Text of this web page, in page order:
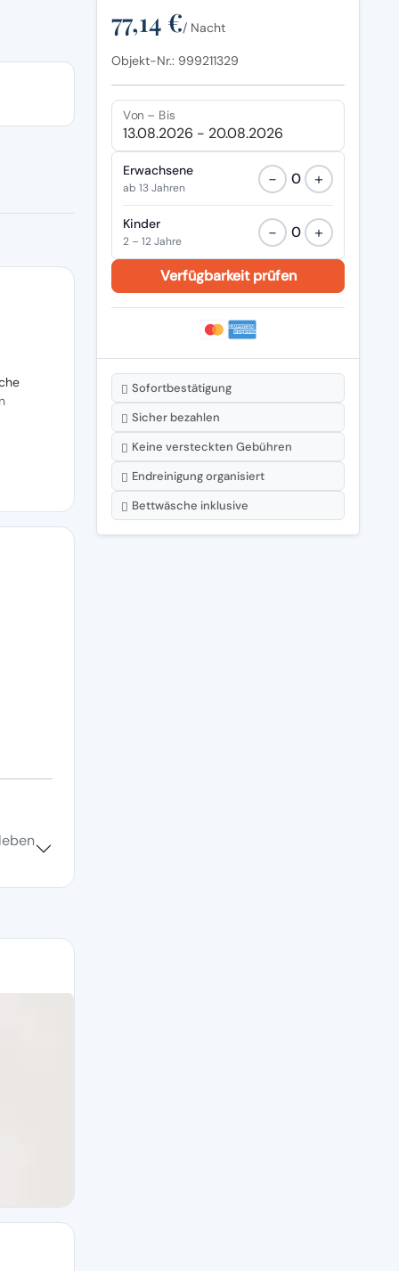
77,14 €/ Nacht
Objekt-Nr.: 999211329
Von – Bis
Erwachsene
ab 13 Jahren − 0 +
Kinder
2 – 12 Jahre − 0 +
Sofortbestätigung
Sicher bezahlen
Keine versteckten Gebühren
Endreinigung organisiert
Bettwäsche inklusive